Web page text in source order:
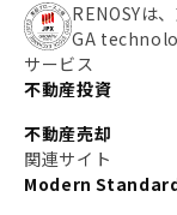
RENOSYは
GA
サービス
不動産投資
不動産売却
関連サイト
Modern